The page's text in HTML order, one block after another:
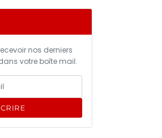
nos derniers
votre boîte mail.